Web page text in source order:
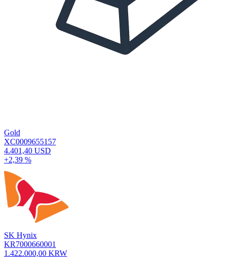
Gold
XC0009655157
4.401,40 USD
+2,39 %
SK Hynix
KR7000660001
1.422.000,00 KRW